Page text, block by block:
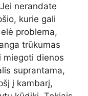
nerandate
kurie gali
problema,
trūkumas
miegoti dienos
suprantama,
į kambarį,